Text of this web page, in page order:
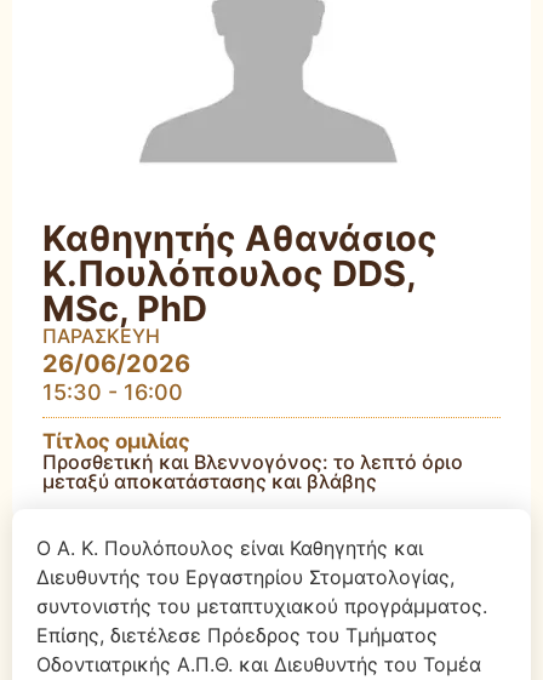
Καθηγητής Αθανάσιος
Κ.Πουλόπουλος DDS,
MSc, PhD
ΠΑΡΑΣΚΕΥΗ
26/06/2026
15:30 - 16:00
Τίτλος ομιλίας
Προσθετική και Βλεννογόνος: το λεπτό όριο
μεταξύ αποκατάστασης και βλάβης
Ο Α. Κ. Πουλόπουλος είναι Καθηγητής και
Διευθυντής του Εργαστηρίου Στοματολογίας,
συντονιστής του μεταπτυχιακού προγράμματος.
Επίσης, διετέλεσε Πρόεδρος του Τμήματος
Οδοντιατρικής Α.Π.Θ. και Διευθυντής του Τομέα